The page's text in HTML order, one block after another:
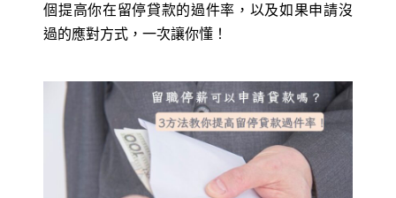
個提高你在留停貸款的過件率，以及如果申請沒
過的應對方式，一次讓你懂！